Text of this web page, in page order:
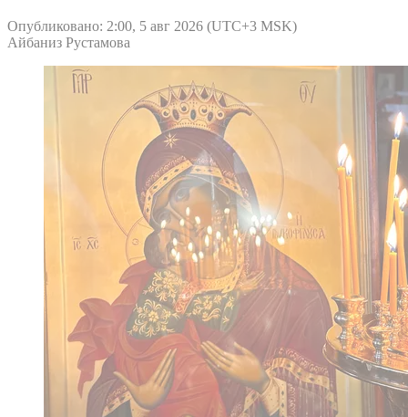
Опубликовано: 2:00, 5 авг 2026 (UTC+3 MSK)
Айбаниз Рустамова